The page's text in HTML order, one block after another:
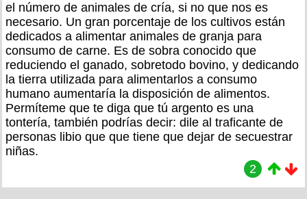
el número de animales de cría, si no que nos es
necesario. Un gran porcentaje de los cultivos están
dedicados a alimentar animales de granja para
consumo de carne. Es de sobra conocido que
reduciendo el ganado, sobretodo bovino, y dedicando
la tierra utilizada para alimentarlos a consumo
humano aumentaría la disposición de alimentos.
Permíteme que te diga que tú argento es una
tontería, también podrías decir: dile al traficante de
personas libio que que tiene que dejar de secuestrar
niñas.
2